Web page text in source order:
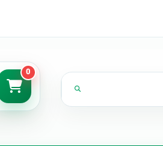
0